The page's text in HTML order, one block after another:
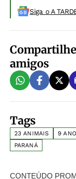
Siga o A
amigos
Tags
23 ANIMAIS 9
PARANÁ